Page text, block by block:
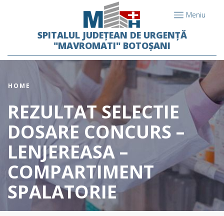
Meniu
SPITALUL JUDEȚEAN DE URGENȚĂ
"MAVROMATI" BOTOȘANI
HOME
REZULTAT SELECTIE
DOSARE CONCURS –
LENJEREASA –
COMPARTIMENT
SPALATORIE